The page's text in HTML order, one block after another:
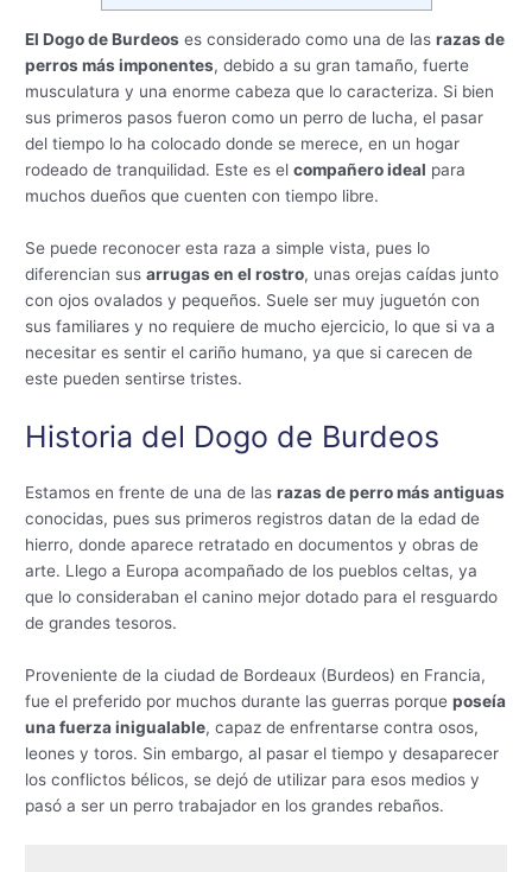
El Dogo de Burdeos es considerado como una de lasrazas de
perros más imponentes, debido a su gran tamaño, fuerte
musculatura y una enorme cabeza que lo caracteriza. Si bien
sus primeros pasos fueron como un perro de lucha, el pasar
del tiempo lo ha colocado donde se merece, en un hogar
rodeado de tranquilidad. Este es elcompañero ideal para
muchos dueños que cuenten con tiempo libre.
Se puede reconocer esta raza a simple vista, pues lo
diferencian susarrugas en el rostro, unas orejas caídas junto
con ojos ovalados y pequeños. Suele ser muy juguetón con
sus familiares y no requiere de mucho ejercicio, lo que si va a
necesitar es sentir el cariño humano, ya que si carecen de
este pueden sentirse tristes.
Historia del Dogo de Burdeos
Estamos en frente de una de lasrazas de perro más antiguas
conocidas, pues sus primeros registros datan de la edad de
hierro, donde aparece retratado en documentos y obras de
arte. Llego a Europa acompañado de los pueblos celtas, ya
que lo consideraban el canino mejor dotado para el resguardo
de grandes tesoros.
Proveniente de la ciudad de Bordeaux (Burdeos) en Francia,
fue el preferido por muchos durante las guerras porqueposeía
una fuerza inigualable, capaz de enfrentarse contra osos,
leones y toros. Sin embargo, al pasar el tiempo y desaparecer
los conflictos bélicos, se dejó de utilizar para esos medios y
pasó a ser un perro trabajador en los grandes rebaños.